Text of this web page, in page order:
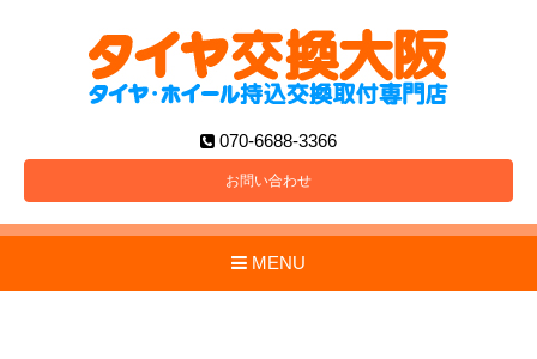
070-6688-3366
お問い合わせ
MENU